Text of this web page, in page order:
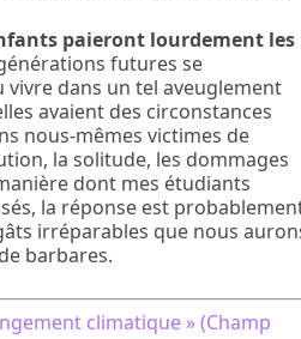
paieront lourdement les
futures se
dans un tel aveuglement
avaient des circonstances
nous-mêmes victimes de
la solitude, les dommages
dont mes étudiants
la réponse est
irréparables que nous
barbares.
climatique » (Champ